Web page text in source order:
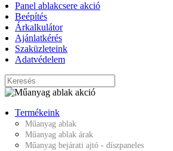
Panel ablakcsere akció
Beépítés
Árkalkulátor
Ajánlatkérés
Szaküzleteink
Adatvédelem
Termékeink
Műanyag ablak
Műanyag ablak árak
Műanyag bejárati ajtó - díszpaneles